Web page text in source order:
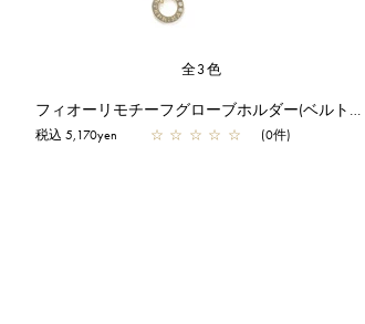
全3色
フィオーリモチーフグローブホルダー(ベルトタイプ)/ダークブラウン
税込 5,170yen ☆ ☆ ☆ ☆ ☆ (0件)